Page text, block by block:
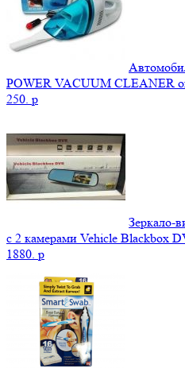
POWER VACUUM CLEANER
250. p
Зеркало-
с 2 камерами Vehicle Blackbox
1880. p